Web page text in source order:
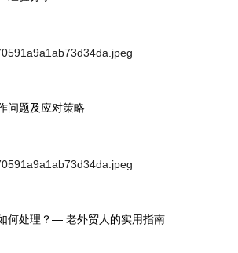
问题及应对策略
何处理？— 老外贸人的实用指南